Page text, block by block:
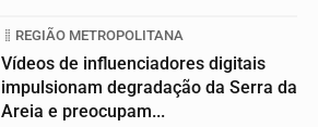
REGIÃO METROPOLITANA
Vídeos de influenciadores digitais
impulsionam degradação da Serra da
Areia e preocupam...